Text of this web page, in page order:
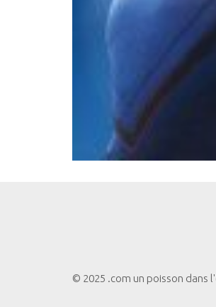
© 2025 .com un poisson dans